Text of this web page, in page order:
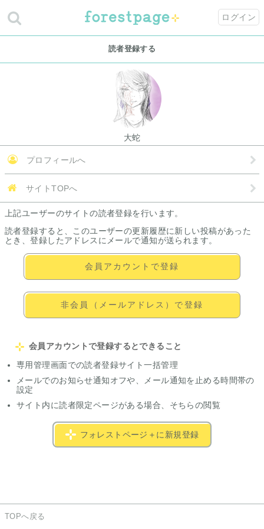
ログイン
読者登録する
大蛇
プロフィールへ
サイトTOPへ
上記ユーザーのサイトの読者登録を行います。
読者登録すると、このユーザーの更新履歴に新しい投稿があった
とき、登録したアドレスにメールで通知が送られます。
会員アカウントで登録
非会員（メールアドレス）で登録
会員アカウントで登録するとできること
専用管理画面での読者登録サイト一括管理
メールでのお知らせ通知オフや、メール通知を止める時間帯の
設定
サイト内に読者限定ページがある場合、そちらの閲覧
フォレストページ＋に新規登録
TOPへ戻る